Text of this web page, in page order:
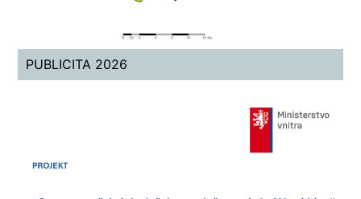
PUBLICITA 2026